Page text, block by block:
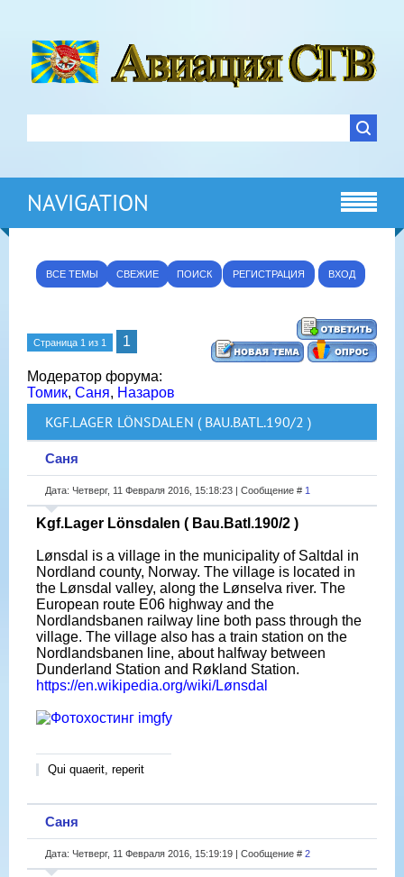
NAVIGATION
ВСЕ ТЕМЫ СВЕЖИЕ ПОИСК РЕГИСТРАЦИЯ ВХОД
Страница 1 из 1 1
Модератор форума:
Томик, Саня, Назаров
KGF.LAGER LÖNSDALEN ( BAU.BATL.190/2 )
Саня
Дата: Четверг, 11 Февраля 2016, 15:18:23 | Сообщение # 1
Kgf.Lager Lönsdalen ( Bau.Batl.190/2 )
Lønsdal is a village in the municipality of Saltdal in
Nordland county, Norway. The village is located in
the Lønsdal valley, along the Lønselva river. The
European route E06 highway and the
Nordlandsbanen railway line both pass through the
village. The village also has a train station on the
Nordlandsbanen line, about halfway between
Dunderland Station and Røkland Station.
https://en.wikipedia.org/wiki/Lønsdal
Qui quaerit, reperit
Саня
Дата: Четверг, 11 Февраля 2016, 15:19:19 | Сообщение # 2